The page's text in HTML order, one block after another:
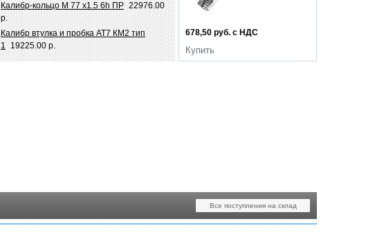
Калибр-кольцо М 77 х1.5 6h ПР 22976.00
р.
Калибр втулка и пробка АТ7 КМ2 тип
1 19225.00 р.
678,50 руб. с НДС
Купить
Все поступления на склад